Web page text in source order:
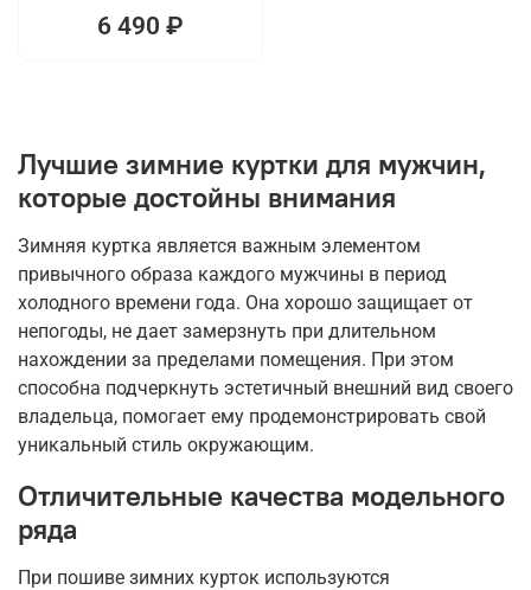
6 490 ₽
Лучшие зимние куртки для мужчин,
которые достойны внимания
Зимняя куртка является важным элементом
привычного образа каждого мужчины в период
холодного времени года. Она хорошо защищает от
непогоды, не дает замерзнуть при длительном
нахождении за пределами помещения. При этом
способна подчеркнуть эстетичный внешний вид своего
владельца, помогает ему продемонстрировать свой
уникальный стиль окружающим.
Отличительные качества модельного
ряда
При пошиве зимних курток используются